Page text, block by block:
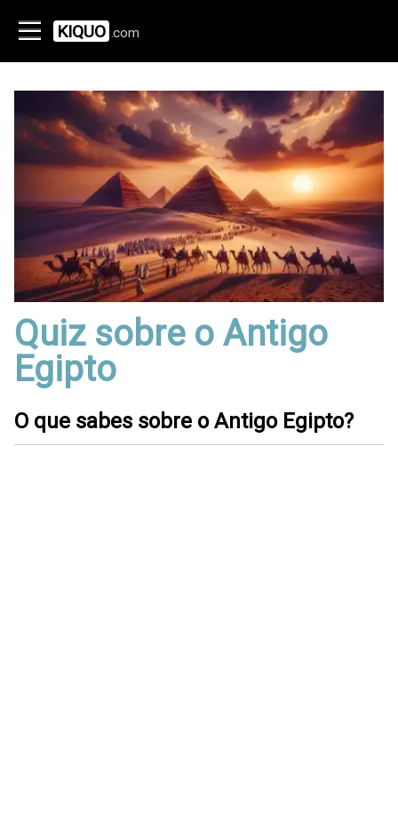
KIQUO .com
Quiz sobre o Antigo
Egipto
O que sabes sobre o Antigo Egipto?